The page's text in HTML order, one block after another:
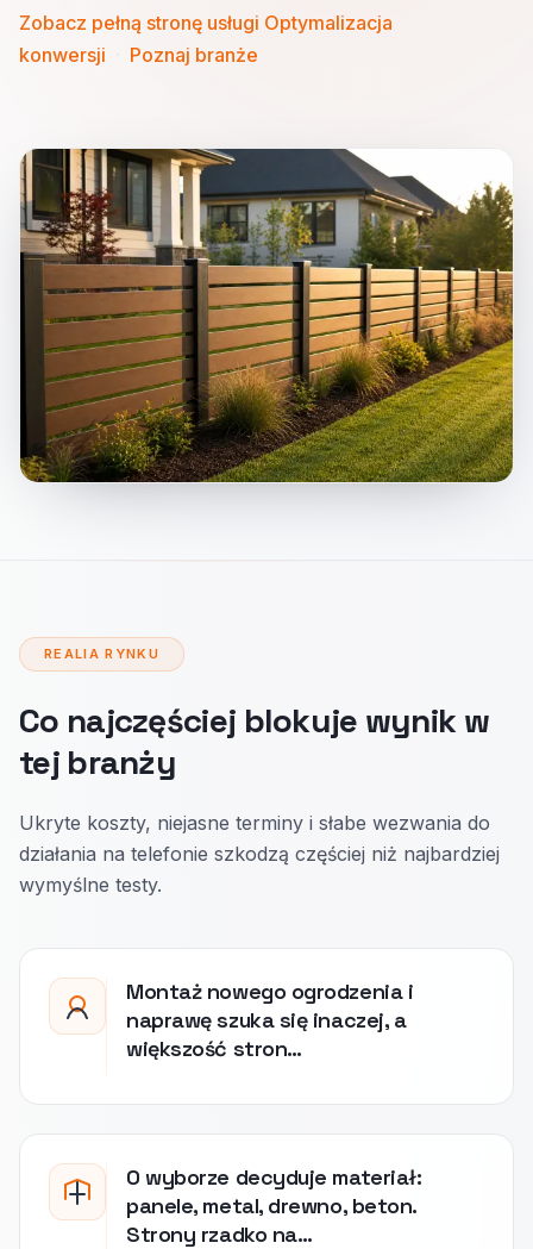
Zobacz pełną stronę usługi Optymalizacja
konwersji
Poznaj branże
REALIA RYNKU
Co najczęściej blokuje wynik w
tej branży
Ukryte koszty, niejasne terminy i słabe wezwania do
działania na telefonie szkodzą częściej niż najbardziej
wymyślne testy.
Montaż nowego ogrodzenia i
naprawę szuka się inaczej, a
większość stron…
O wyborze decyduje materiał:
panele, metal, drewno, beton.
Strony rzadko na…